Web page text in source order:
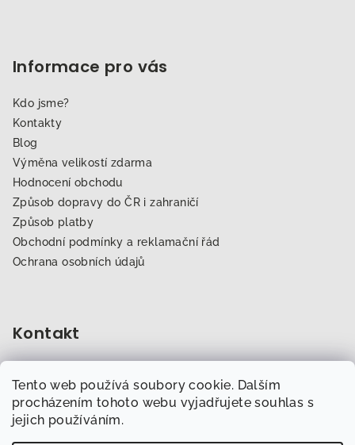
Tento web používá soubory cookie. Dalším
procházením tohoto webu vyjadřujete souhlas s
jejich používáním.
Informace pro vás
Kdo jsme?
Kontakty
Blog
Výměna velikostí zdarma
Hodnocení obchodu
Způsob dopravy do ČR i zahraničí
Způsob platby
Obchodní podmínky a reklamační řád
Ochrana osobních údajů
Kontakt
702 007 759